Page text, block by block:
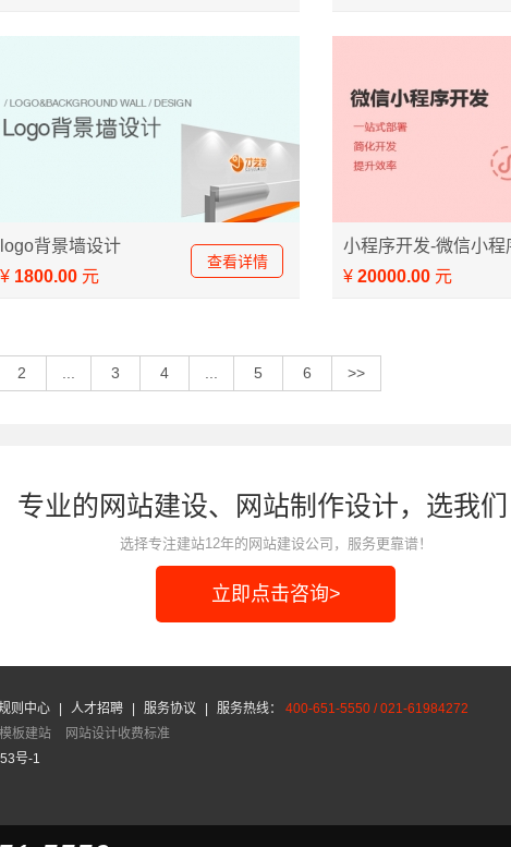
公司或商铺logo形象背景墙设计
logo背景墙设计
¥ 1800.00 元
查看详情
专业小程序开发，微信小
小程序开发-微信小程
¥ 20000.00 元
2 3 4 5 6 >>
专业的网站建设、网站制作设计，选我们
选择专注建站12年的网站建设公司，服务更靠谱！
立即点击咨询>
则中心 人才招聘 服务协议 服务热线： 400-651-5550 / 021-61984272
模板建站
网站设计收费标准
号-1